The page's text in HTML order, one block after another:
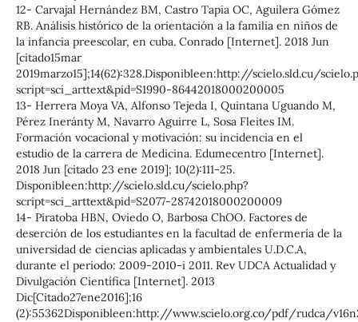
12- Carvajal Hernández BM, Castro Tapia OC, Aguilera Gómez
RB. Análisis histórico de la orientación a la familia en niños de
la infancia preescolar, en cuba. Conrado [Internet]. 2018 Jun
[citado15mar
2019marzo15];14(62):328.Disponibleen:http://scielo.sld.cu/
script=sci_arttext&pid=S1990-86442018000200005
13- Herrera Moya VA, Alfonso Tejeda I, Quintana Uguando M,
Pérez Ineránty M, Navarro Aguirre L, Sosa Fleites IM.
Formación vocacional y motivación: su incidencia en el
estudio de la carrera de Medicina. Edumecentro [Internet].
2018 Jun [citado 23 ene 2019]; 10(2):111-25.
Disponibleen:http://scielo.sld.cu/scielo.php?
script=sci_arttext&pid=S2077-28742018000200009
14- Piratoba HBN, Oviedo O, Barbosa ChOO. Factores de
deserción de los estudiantes en la facultad de enfermería de la
universidad de ciencias aplicadas y ambientales U.D.C.A,
durante el periodo: 2009-2010-i 2011. Rev UDCA Actualidad y
Divulgación Científica [Internet]. 2013
Dic[Citado27ene2016];16
(2):55362Disponibleen:http://www.scielo.org.co/pdf/rudca/